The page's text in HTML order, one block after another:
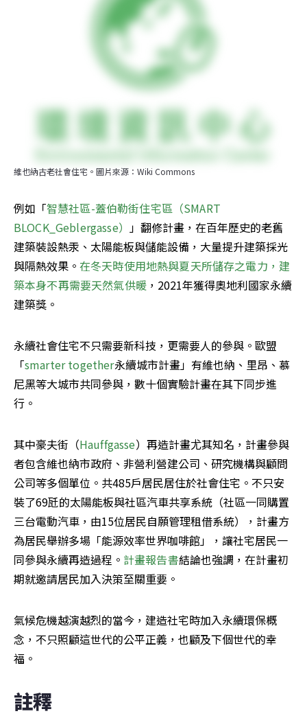
維也納古老社會住宅。圖片來源：Wiki Commons
例如「智慧社區-蓋伯勒街住宅區（SMART
BLOCK_Geblergasse） 」翻修計畫，在百年歷史的老舊
建築裝設熱汞、太陽能板與儲能設備，大量提升建築採光
與隔熱效果。 在冬天時使用地熱與夏天所儲存之電力，建
築本身不再需要天然氣供暖，2021年獲得奧地利國家永續
建築獎。
永續社會住宅不只需要新科技，更需要人的參與。歐盟
「smarter together永續城市計畫」有維也納、里昂、慕
尼黑等大城市共同參與，數十個實驗計畫在其下同步進
行。
其中豪夫街（Hauffgasse）再造計畫尤其知名，計畫參與
者包含維也納市政府、非營利營建公司、研究機構與顧問
公司等多個單位。共485戶居民居住於社會住宅。不只安
裝了69瓩的太陽能板與社區汽車共享系統（社區一同購置
三台電動汽車，由15位居民自願管理租借系統），計畫方
為居民舉辦多場「能源效率世界咖啡館」，讓社宅居民一
同參與永續再造過程。 計畫報告書結論也強調，在計畫初
期就邀請居民加入決策至關重要。
氣候危機越演越烈的當今，建造社宅時加入永續環保概
念，不只照顧這世代的公平正義，也顧及下個世代的幸
福。
註釋